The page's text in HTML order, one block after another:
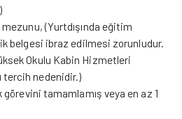
(Yurtdışında eğitim
belgesi ibraz edilmesi zorunludur.
Okulu Kabin Hizmetleri
tercih nedenidir.)
tamamlamış veya en az 1